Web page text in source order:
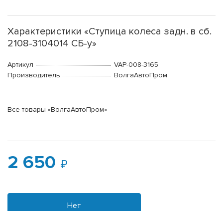
Характеристики «Ступица колеса задн. в сб.
2108-3104014 СБ-у»
Артикул
VAP-008-3165
Производитель
ВолгаАвтоПром
Все товары «ВолгаАвтоПром»
2 650
Нет